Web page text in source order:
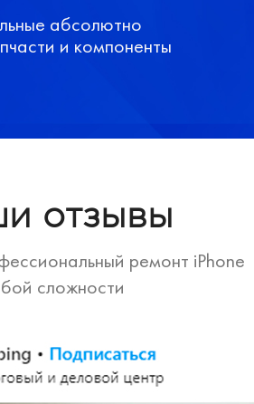
абсолютно
и компоненты
отзывы
ремонт iPhone
сложности